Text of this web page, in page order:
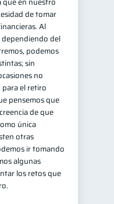
de tomar
Al
del
podemos
sin
no
el retiro
pensemos que
de que
única
otras
ir tomando
algunas
los retos que